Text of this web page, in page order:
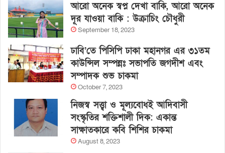
আরো অনেক স্বপ্ন দেখা বাকি, আরো অনেক
দূর যাওয়া বাকি : উক্রাচিং চৌধুরী
September 18, 2023
ঢাবি’তে পিসিপি ঢাকা মহানগর এর ৩১তম
কাউন্সিল সম্পন্নঃ সভাপতি জগদীশ এবং
সম্পাদক শুভ চাকমা
October 7, 2023
নিজস্ব সত্ত্বা ও মূল্যবোধই আদিবাসী
সংস্কৃতির শক্তিশালী দিক: একান্ত
সাক্ষাতকারে কবি শিশির চাকমা
August 8, 2023